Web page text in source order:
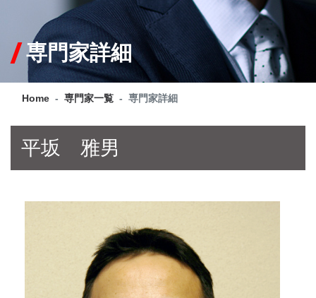
CONSULTING
SERVICE
COMPANY
Q&A
専門家詳細
Home 専門家一覧 専門家詳細
平坂 雅男